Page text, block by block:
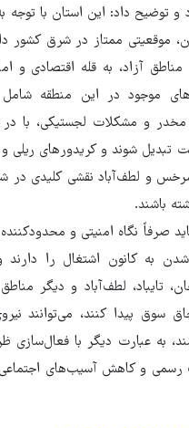
توضیح داد: این استان با توجه
موقعیتی ممتاز در شرق کشور
آزاد، به قله اقتصادی و
موجود در این منطقه
مخدر و مشکلات لجستیکی، با
تبدیل شوند و کریدورهای ریلی
و لطف‌آباد نقشی کلیدی در
باشند.
صرفاً نگاه امنیتی و
به کانون اشتغال را دارند
تایباد، لطف‌آباد و دیگر
سوق پیدا کنند، می‌توانند
به عبارت دیگر با فعال‌سازی
رسمی و کاهش آسیب‌های اجتماعی